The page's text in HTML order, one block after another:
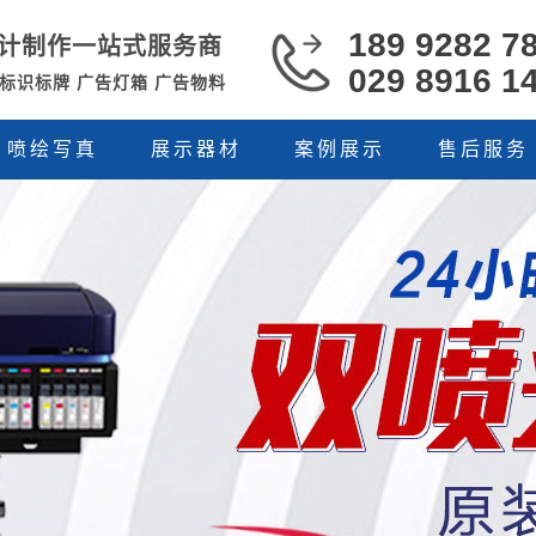
制作一站式服务商
识标牌 广告灯箱 广告物料
189 9282
029 8916
喷绘写真 展示器材 案例展示 售后服务